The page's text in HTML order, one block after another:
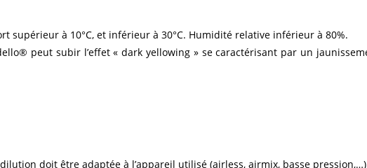
supérieur à 10°C, et inférieur à 30°C. Humidité relative inférieur à 80%.
peut subir l’effet « dark yellowing » se caractérisant par un
doit être adaptée à l’appareil utilisé (airless, airmix, basse